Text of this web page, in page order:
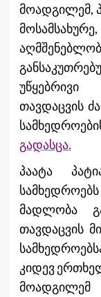
მოადგილემ,
თავდაცვის
გადასცა.
პაატა
მადლობა
თავდაცვის
კიდევ